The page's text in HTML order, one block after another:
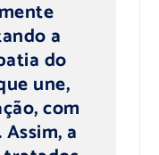
a
do
une,
,com
Assim, a